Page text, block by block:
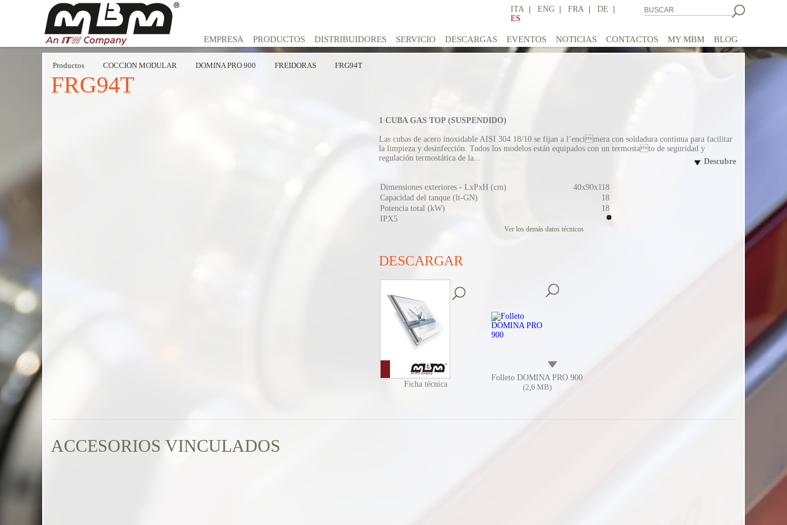
ITA | ENG | FRA | DE |
ES
EMPRESA PRODUCTOS DISTRIBUIDORES SERVICIO DESCARGAS EVENTOS NOTICIAS CONTACTOS MY MBM BLOG
Productos COCCION MODULAR DOMINA PRO 900 FREIDORAS FRG94T
FRG94T
1 CUBA GAS TOP (SUSPENDIDO)
Las cubas de acero inoxidable AISI 304 18/10 se fijan a l’encimera con soldadura continua para facilitar
la limpieza y desinfección. Todos los modelos están equipados con un termostato de seguridad y
regulación termostática de la...
Descubre
Dimensiones exteriores - LxPxH (cm)
40x90x118
Capacidad del tanque (lt-GN)
18
Potencia total (kW)
18
IPX5
Ver los demás datos técnicos
DESCARGAR
Ficha técnica
Folleto DOMINA PRO 900
(2,6 MB)
ACCESORIOS VINCULADOS